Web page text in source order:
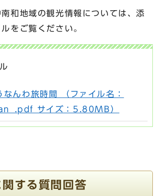
和地域の観光情報については、添
をご覧ください。
なんわ旅時間 （ファイル名：
サイズ：5.80MB）
する質問回答